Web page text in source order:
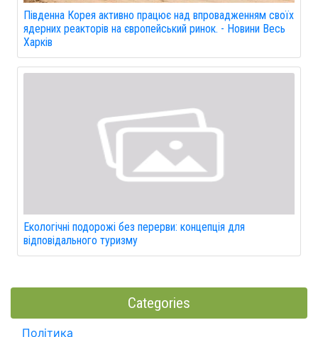
Південна Корея активно працює над впровадженням своїх
ядерних реакторів на європейський ринок. - Новини Весь
Харків
Екологічні подорожі без перерви: концепція для
відповідального туризму
Categories
Політика